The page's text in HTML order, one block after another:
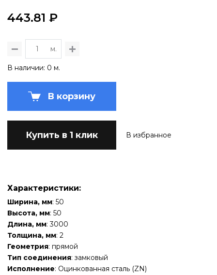
443.81 ₽
м.
В наличии: 0 м.
В корзину
Купить в 1 клик В избранное
Характеристики:
Ширина, мм: 50
Высота, мм: 50
Длина, мм: 3000
Толщина, мм: 2
Геометрия: прямой
Тип соединения: замковый
Исполнение: Оцинкованная сталь (ZN)